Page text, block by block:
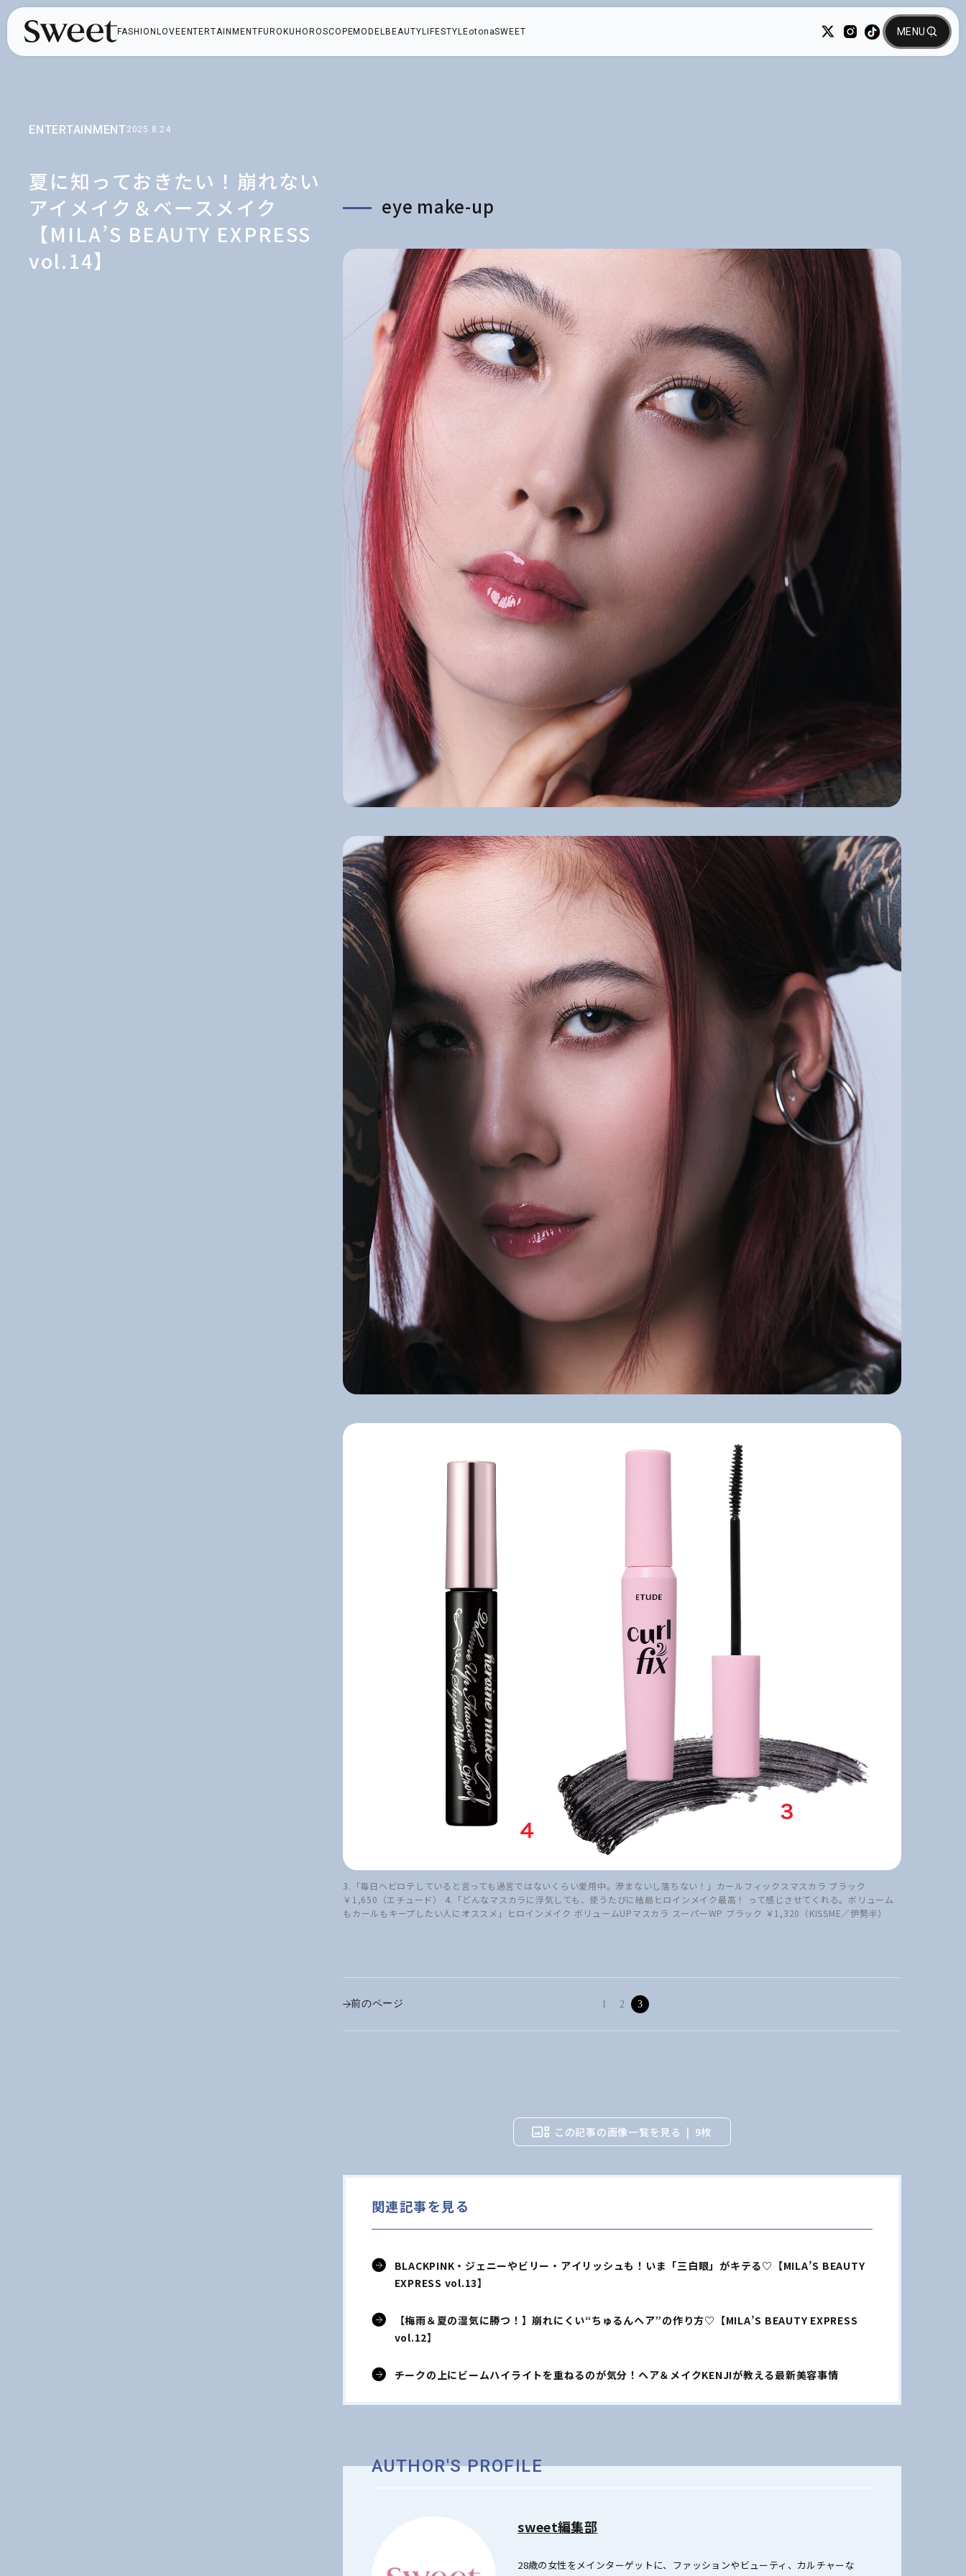
FASHION LOVE ENTERTAINMENT FUROKU HOROSCOPEMODEL BEAUTY LIFESTYLEotonaSWEET
ENTERTAINMENT2025.8.24
夏に知っておきたい！崩れない
アイメイク＆ベースメイク
【MILA’S BEAUTY EXPRESS
vol.14】
eye make-up
3.「毎日ヘビロテしていると言っても過言ではないくらい愛用中。滲まないし落ちない！」カールフィックスマスカラ ブラック
￥1,650（エチュード） 4.「どんなマスカラに浮気しても、使うたびに結局ヒロインメイク最高！ って感じさせてくれる。ボリューム
もカールもキープしたい人にオススメ」ヒロインメイク ボリュームUPマスカラ スーパーWP ブラック ￥1,320（KISSME／伊勢半）
前のページ 1 2 3
この記事の画像一覧を見る 9枚
関連記事を見る
BLACKPINK・ジェニーやビリー・アイリッシュも！いま「三白眼」がキテる♡【MILA’S BEAUTY
EXPRESS vol.13】
【梅雨＆夏の湿気に勝つ！】崩れにくい“ちゅるんヘア”の作り方♡【MILA’S BEAUTY EXPRESS
vol.12】
チークの上にビームハイライトを重ねるのが気分！ヘア＆メイクKENJIが教える最新美容事情
AUTHOR'S PROFILE
sweet編集部
28歳の女性をメインターゲットに、ファッションやビューティ、カルチャーな